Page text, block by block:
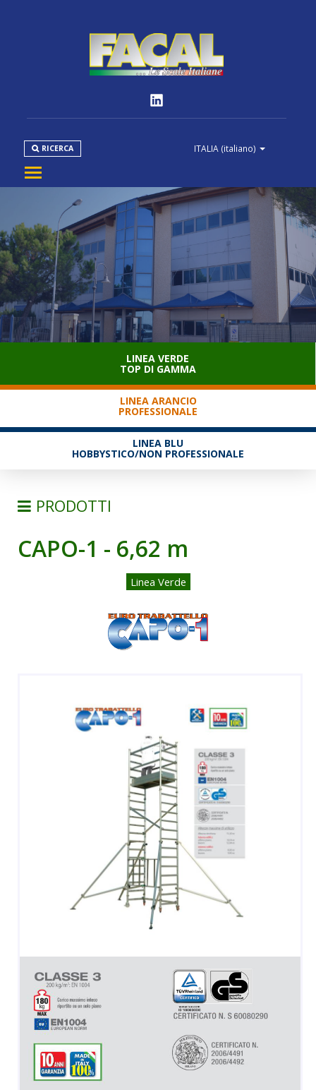
ITALIA (italiano)
RICERCA
PRODOTTI
NORMATIVE
MEDIA
DOWNLOAD
SERVIZIO CLIENTI
LINEA VERDE
TOP DI GAMMA
LINEA ARANCIO
PROFESSIONALE
LINEA BLU
HOBBYSTICO/NON PROFESSIONALE
PRODOTTI
SCALE
TRABATTELLI ALLUMINIO
SGABELLI E CAVALLETTI
ESPOSITORI
ACCESSORI, RICAMBI E COMPONENTI
CAPO-1 - 6,62 m
Linea Verde